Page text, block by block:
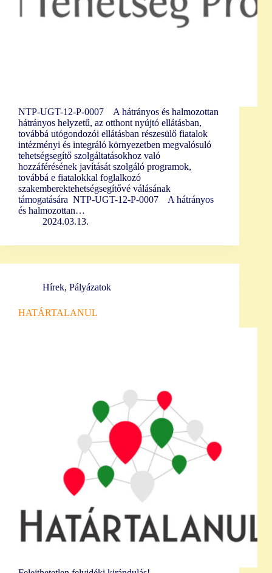
NTP-UGT-12-P-0007 A hátrányos és halmozottan
hátrányos helyzetű, az otthont nyújtó ellátásban,
továbbá utógondozói ellátásban részesülő fiatalok
intézményi és integráló környezetben megvalósuló
tehetségsegítő szolgáltatásokhoz való
hozzáférésének javítását szolgáló programok,
továbbá e fiatalokkal foglalkozó
szakemberektehetségsegítővé válásának
támogatására NTP-UGT-12-P-0007 A hátrányos
és halmozottan…
2024.03.13.
Hírek, Pályázatok
HATÁRTALANUL